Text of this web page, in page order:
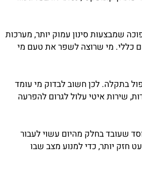
נירוסטה איכותי יכול להתמודד טוב
סינון עמוק יותר, מערכות
בתקלה. לכן חשוב לבדוק מי עומד
בחלק מהיום עשוי לעבור